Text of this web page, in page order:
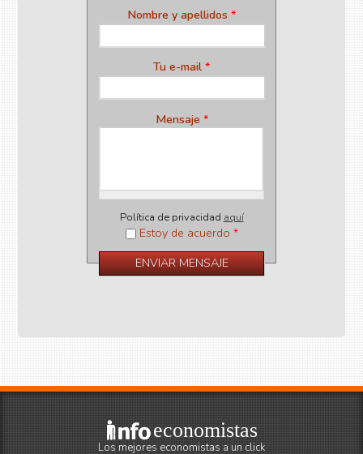
Nombre y apellidos *
Tu e-mail *
Mensaje *
Política de privacidad aquí
Estoy de acuerdo *
economistas
Los mejores economistas a un click